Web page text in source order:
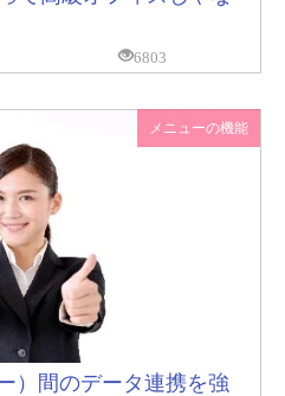
6803
メニューの機能
）間のデータ連携を強